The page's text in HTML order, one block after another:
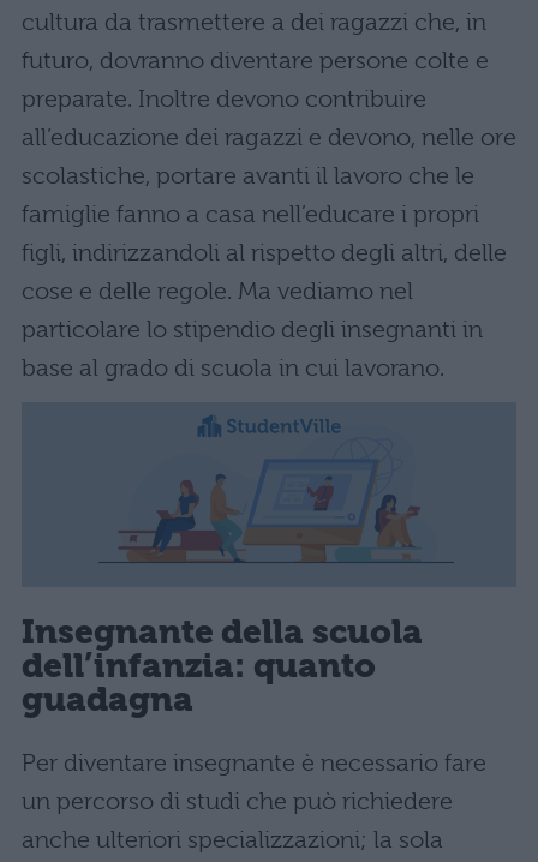
cultura da trasmettere a dei ragazzi che, in
futuro, dovranno diventare persone colte e
preparate. Inoltre devono contribuire
all’educazione dei ragazzi e devono, nelle ore
scolastiche, portare avanti il lavoro che le
famiglie fanno a casa nell’educare i propri
figli, indirizzandoli al rispetto degli altri, delle
cose e delle regole. Ma vediamo nel
particolare lo stipendio degli insegnanti in
base al grado di scuola in cui lavorano.
Insegnante della scuola
dell’infanzia: quanto
guadagna
Per diventare insegnante è necessario fare
un percorso di studi che può richiedere
anche ulteriori specializzazioni; la sola